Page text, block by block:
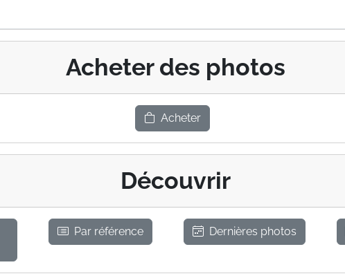
Acheter des photos
Acheter
Découvrir
Par référence Dernières photos